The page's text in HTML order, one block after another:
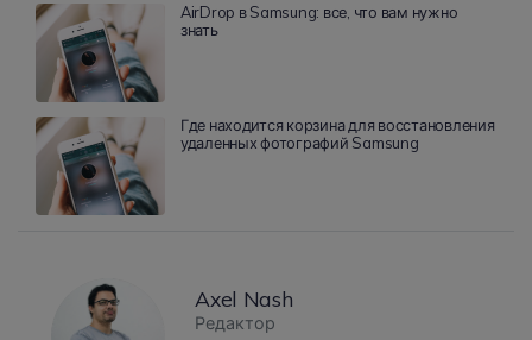
AirDrop в Samsung: все, что вам нужно
знать
Где находится корзина для восстановления
удаленных фотографий Samsung
Axel Nash
Редактор